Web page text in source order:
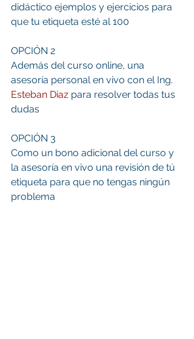
didáctico ejemplos y ejercicios para
que tu etiqueta esté al 100
OPCIÓN 2
Además del curso online, una
asesoría personal en vivo con el Ing.
Esteban Diaz para resolver todas tus
dudas
OPCIÓN 3
Como un bono adicional del curso y
la asesoría en vivo una revisión de tú
etiqueta para que no tengas ningún
problema